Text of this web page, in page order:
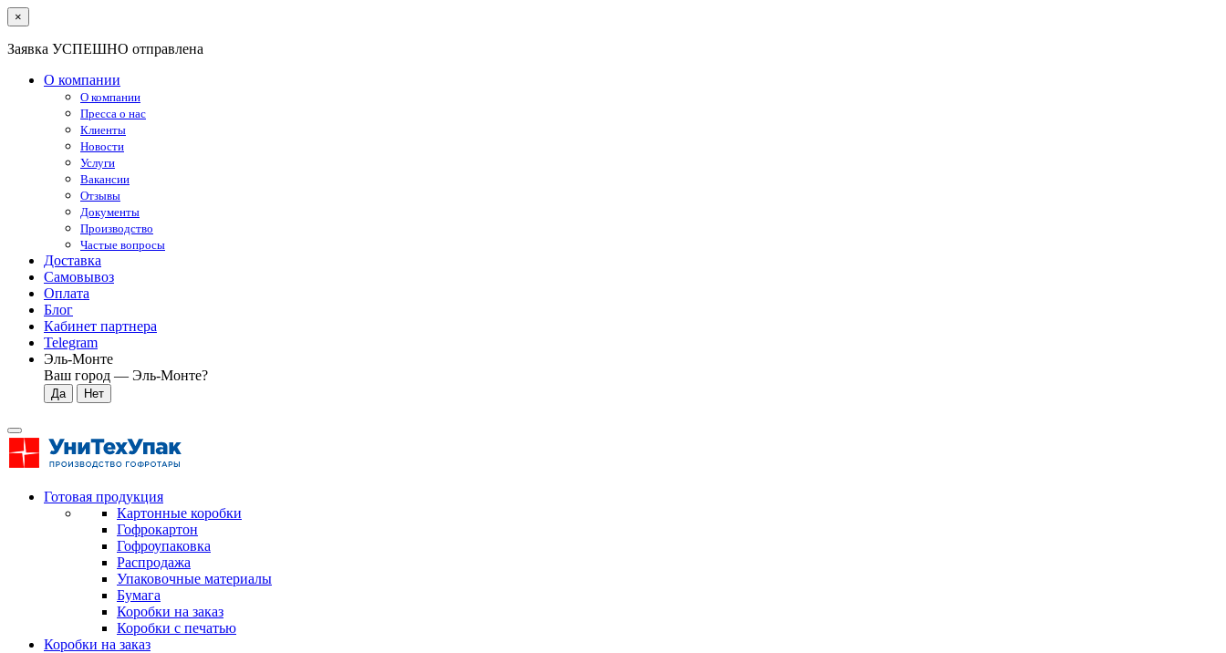
×
Заявка УСПЕШНО отправлена
О компании
О компании
Пресса о нас
Клиенты
Новости
Услуги
Вакансии
Отзывы
Документы
Производство
Частые вопросы
Доставка
Самовывоз
Оплата
Блог
Кабинет партнера
Telegram
Эль-Монте
Ваш город — Эль-Монте?
Готовая продукция
Картонные коробки
Гофрокартон
Гофроупаковка
Распродажа
Упаковочные материалы
Бумага
Коробки на заказ
Коробки с печатью
Коробки на заказ